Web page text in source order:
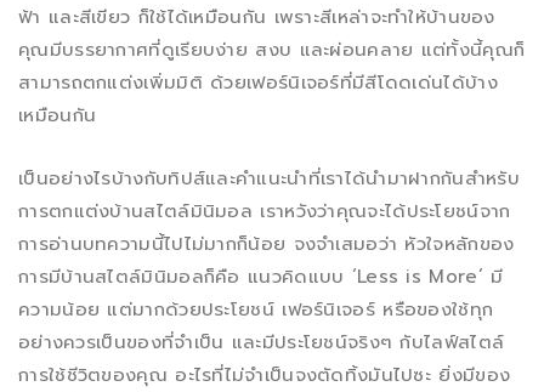
ฟ้า และสีเขียว ก็ใช้ได้เหมือนกัน เพราะสีเหล่าจะทำให้บ้านของ
คุณมีบรรยากาศที่ดูเรียบง่าย สงบ และผ่อนคลาย แต่ทั้งนี้คุณก็
สามารถตกแต่งเพิ่มมิติ ด้วยเฟอร์นิเจอร์ที่มีสีโดดเด่นได้บ้าง
เหมือนกัน
เป็นอย่างไรบ้างกับทิปส์และคำแนะนำที่เราได้นำมาฝากกันสำหรับ
การตกแต่งบ้านสไตล์มินิมอล เราหวังว่าคุณจะได้ประโยชน์จาก
การอ่านบทความนี้ไปไม่มากก็น้อย จงจำเสมอว่า หัวใจหลักของ
การมีบ้านสไตล์มินิมอลก็คือ แนวคิดแบบ ‘Less is More’ มี
ความน้อย แต่มากด้วยประโยชน์ เฟอร์นิเจอร์ หรือของใช้ทุก
อย่างควรเป็นของที่จำเป็น และมีประโยชน์จริงๆ กับไลฟ์สไตล์
การใช้ชีวิตของคุณ อะไรที่ไม่จำเป็นจงตัดทิ้งมันไปซะ ยิ่งมีของ